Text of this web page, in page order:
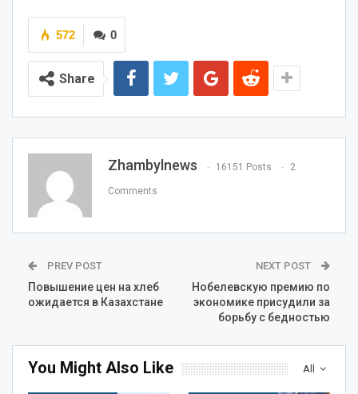
0
572
Share
Zhambylnews 16151 Posts 2
Comments
PREV POST
Повышение цен на хлеб
ожидается в Казахстане
NEXT POST
Нобелевскую премию по
экономике присудили за
борьбу с бедностью
All
You Might Also Like